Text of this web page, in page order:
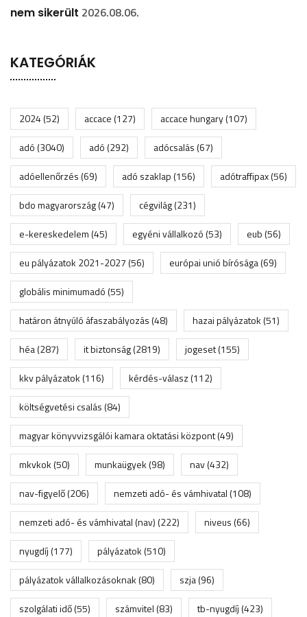
nem sikerült 2026.08.06.
KATEGÓRIÁK
2024(52) accace(127) accace hungary(107)
adó(3040) adó(292) adócsalás(67)
adóellenőrzés(69) adó szaklap(156) adótraffipax(56)
bdo magyarország(47) cégvilág(231)
e-kereskedelem(45) egyéni vállalkozó(53) eub(56)
eu pályázatok 2021-2027(56) európai unió bírósága(69)
globális minimumadó(55)
határon átnyúló áfaszabályozás(48) hazai pályázatok(51)
héa(287) it biztonság(2819) jogeset(155)
kkv pályázatok(116) kérdés-válasz(112)
költségvetési csalás(84)
magyar könyvvizsgálói kamara oktatási központ(49)
mkvkok(50) munkaügyek(98) nav(432)
nav-figyelő(206) nemzeti adó- és vámhivatal(108)
nemzeti adó- és vámhivatal (nav)(222) niveus(66)
nyugdíj(177) pályázatok(510)
pályázatok vállalkozásoknak(80) szja(96)
szolgálati idő(55) számvitel(83) tb-nyugdíj(423)